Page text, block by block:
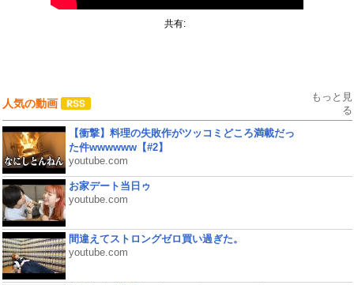
共有:
人気の動画
もっと見
る
【衝撃】料理の失敗作がツッコミどころ満載だっ
た件wwwwww【#2】
youtube.com
お家デート当日ゥ
youtube.com
間違えてストロングゼロ買い過ぎた。
youtube.com